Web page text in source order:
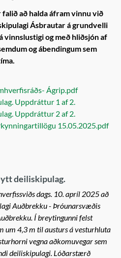
að halda áfram vinnu við
Ásbrautar á grundvelli
vinnslustigi og með hliðsjón af
og ábendingum sem
Ágrip.pdf
Uppdráttur 1 af 2.
Uppdráttur 2 af 2.
15.05.2025.pdf
deiliskipulag.
dags. 10. apríl 2025 að
Auðbrekku - Þróunarsvæðis
Í breytingunni felst
um 4,3 m til austurs á vesturhluta
vegna aðkomuvegar sem
deiliskipulagi. Lóðarstærð